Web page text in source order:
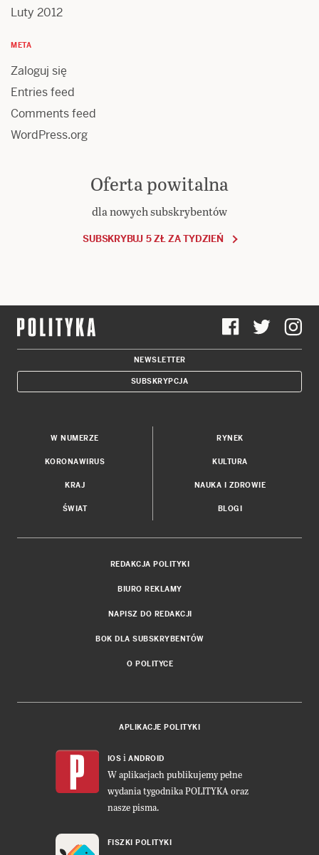
Luty 2012
META
Zaloguj się
Entries feed
Comments feed
WordPress.org
Oferta powitalna
dla nowych subskrybentów
SUBSKRYBUJ 5 ZŁ ZA TYDZIEŃ
NEWSLETTER
SUBSKRYPCJA
W NUMERZE
KORONAWIRUS
KRAJ
ŚWIAT
RYNEK
KULTURA
NAUKA I ZDROWIE
BLOGI
REDAKCJA POLITYKI
BIURO REKLAMY
NAPISZ DO REDAKCJI
BOK DLA SUBSKRYBENTÓW
O POLITYCE
APLIKACJE POLITYKI
IOS i ANDROID
W aplikacjach publikujemy pełne
wydania tygodnika POLITYKA oraz
nasze pisma.
FISZKI POLITYKI